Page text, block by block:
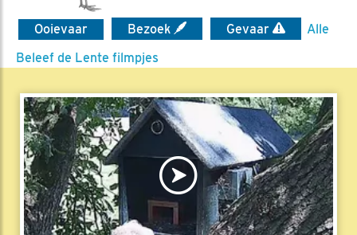
Ooievaar Bezoek Gevaar
Alle
Beleef de Lente filmpjes